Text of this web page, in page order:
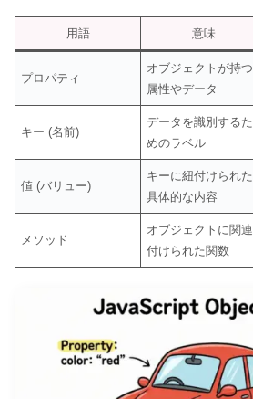
用語 意味
プロパティ
オブジェクトが持つ
属性やデータ
キー (名前)
データを識別するた
めのラベル
値 (バリュー)
キーに紐付けられた
具体的な内容
メソッド
オブジェクトに関連
付けられた関数